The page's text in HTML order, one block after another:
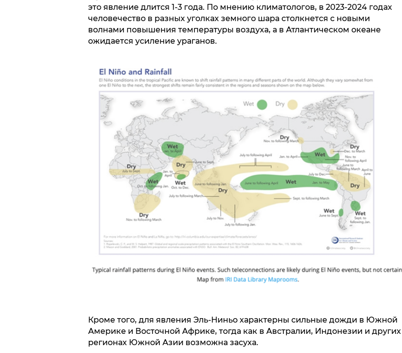
это явление длится 1-3 года. По мнению климатологов, в 2023-2024 годах
человечество в разных уголках земного шара столкнется с новыми
волнами повышения температуры воздуха, а в Атлантическом океане
ожидается усиление ураганов.
Кроме того, для явления Эль-Ниньо характерны сильные дожди в Южной
Америке и Восточной Африке, тогда как в Австралии, Индонезии и других
регионах Южной Азии возможна засуха.